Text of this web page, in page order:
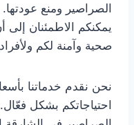
الصراصير ومنع عودتها.
يمكنكم الاطمئنان إلى
صحية وآمنة لكم
نحن نقدم خدماتنا
احتياجاتكم بشكل